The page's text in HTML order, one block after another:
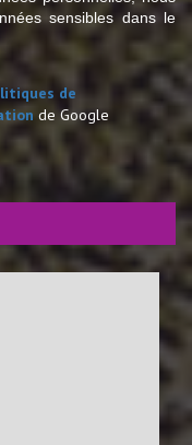
sensibles dans le
de
de Google